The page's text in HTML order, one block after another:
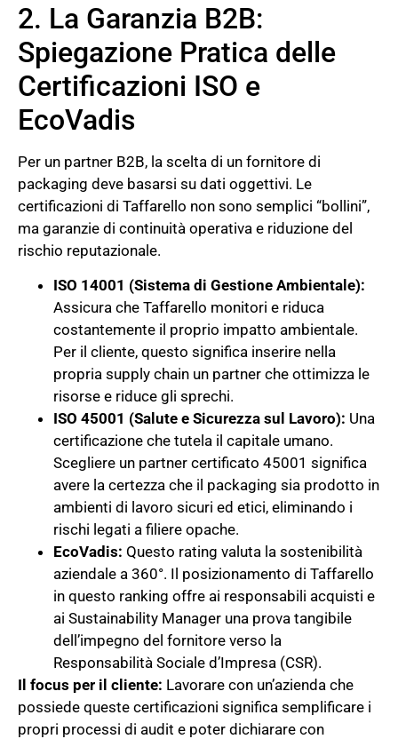
2. La Garanzia B2B:
Spiegazione Pratica delle
Certificazioni ISO e
EcoVadis
Per un partner B2B, la scelta di un fornitore di
packaging deve basarsi su dati oggettivi. Le
certificazioni di Taffarello non sono semplici “bollini”,
ma garanzie di continuità operativa e riduzione del
rischio reputazionale.
ISO 14001 (Sistema di Gestione Ambientale):
Assicura che Taffarello monitori e riduca
costantemente il proprio impatto ambientale.
Per il cliente, questo significa inserire nella
propria supply chain un partner che ottimizza le
risorse e riduce gli sprechi.
ISO 45001 (Salute e Sicurezza sul Lavoro): Una
certificazione che tutela il capitale umano.
Scegliere un partner certificato 45001 significa
avere la certezza che il packaging sia prodotto in
ambienti di lavoro sicuri ed etici, eliminando i
rischi legati a filiere opache.
EcoVadis: Questo rating valuta la sostenibilità
aziendale a 360°. Il posizionamento di Taffarello
in questo ranking offre ai responsabili acquisti e
ai Sustainability Manager una prova tangibile
dell’impegno del fornitore verso la
Responsabilità Sociale d’Impresa (CSR).
Il focus per il cliente: Lavorare con un’azienda che
possiede queste certificazioni significa semplificare i
propri processi di audit e poter dichiarare con